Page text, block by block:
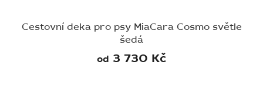
Cestovní deka pro psy MiaCara Cosmo světle
šedá
od 3 730 Kč